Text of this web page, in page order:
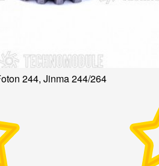
244, Jinma 244/264